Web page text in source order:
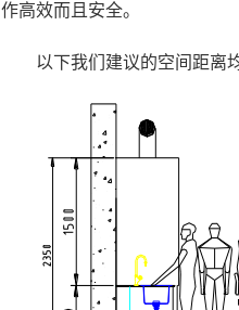
作高效而且安全。
以下我们建议的空间距离